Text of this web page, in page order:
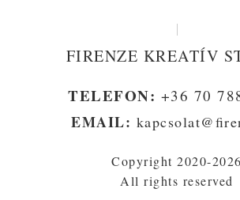
FIRENZE KREATÍV
TELEFON: +36 70
EMAIL:
Copyright 2020-2026
All rights reserved